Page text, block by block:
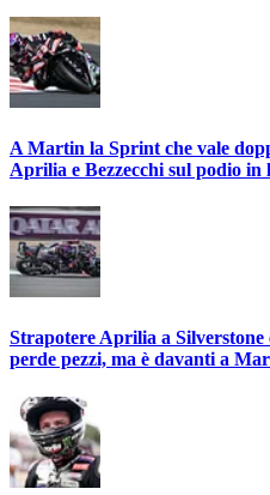
A Martin la Sprint che vale
Aprilia e Bezzecchi sul podio in
Strapotere Aprilia a
perde pezzi, ma è davanti a